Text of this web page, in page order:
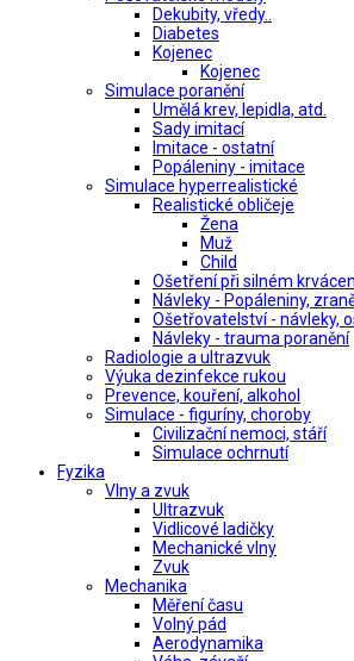
Dekubity, vředy..
Diabetes
Kojenec
Kojenec
Simulace poranění
Umělá krev, lepidla, atd.
Sady imitací
Imitace - ostatní
Popáleniny - imitace
Simulace hyperrealistické
Realistické obličeje
Žena
Muž
Child
Ošetření při silném
Návleky - Popáleniny,
Ošetřovatelství - návleky,
Návleky - trauma poranění
Radiologie a ultrazvuk
Výuka dezinfekce rukou
Prevence, kouření, alkohol
Simulace - figuríny, choroby
Civilizační nemoci, stáří
Simulace ochrnutí
Fyzika
Vlny a zvuk
Ultrazvuk
Vidlicové ladičky
Mechanické vlny
Zvuk
Mechanika
Měření času
Volný pád
Aerodynamika